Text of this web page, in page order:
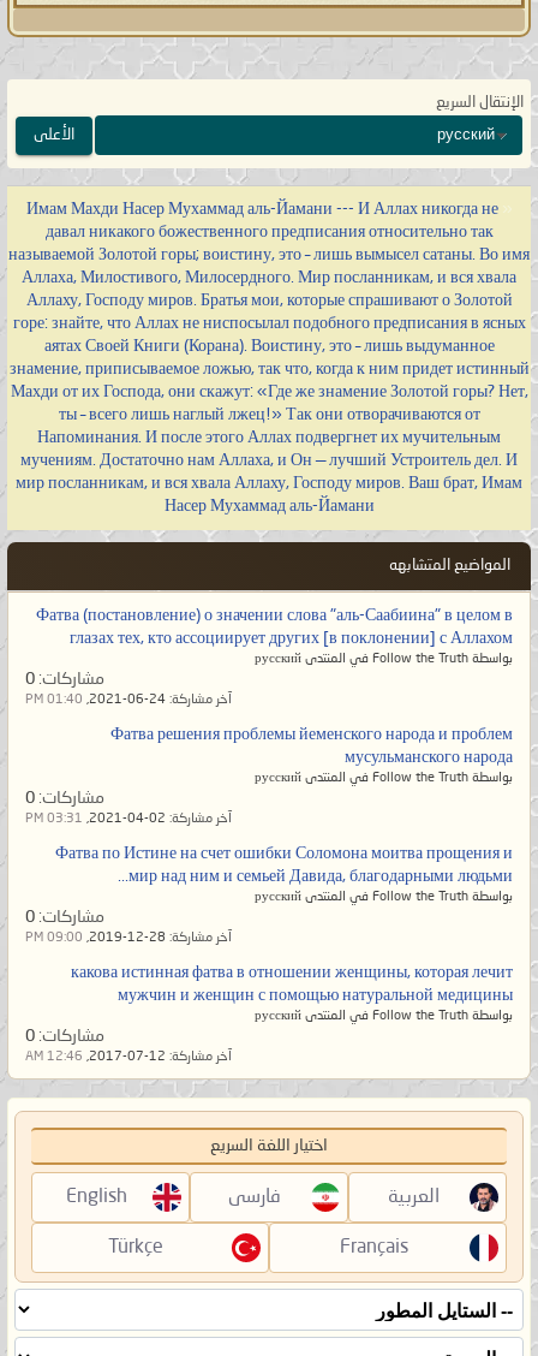
الإنتقال السريع
русский الأعلى
«
Имам Махди Насер Мухаммад аль-Йамани --- И Аллах никогда не
давал никакого божественного предписания относительно так
называемой Золотой горы; воистину, это – лишь вымысел сатаны. Во имя
Аллаха, Милостивого, Милосердного. Мир посланникам, и вся хвала
Аллаху, Господу миров. Братья мои, которые спрашивают о Золотой
горе: знайте, что Аллах не ниспосылал подобного предписания в ясных
аятах Своей Книги (Корана). Воистину, это – лишь выдуманное
знамение, приписываемое ложью, так что, когда к ним придет истинный
Махди от их Господа, они скажут: «Где же знамение Золотой горы? Нет,
ты – всего лишь наглый лжец!» Так они отворачиваются от
Напоминания. И после этого Аллах подвергнет их мучительным
мучениям. Достаточно нам Аллаха, и Он — лучший Устроитель дел. И
мир посланникам, и вся хвала Аллаху, Господу миров. Ваш брат, Имам
Насер Мухаммад аль-Йамани
المواضيع المتشابهه
Фатва (постановление) о значении слова "аль-Саабиина" в целом в
глазах тех, кто ассоциирует других [в поклонении] с Аллахом
بواسطة Follow the Truth في المنتدى русский
مشاركات:
آخر مشاركة: 01:40 PM
Фатва решения проблемы йеменского народа и проблем
мусульманского народа
بواسطة Follow the Truth في المنتدى русский
مشاركات:
آخر مشاركة: 03:31 PM
Фатва по Истине на счет ошибки Соломона моитва прощения и
мир над ним и семьей Давида, благодарными людьми...
بواسطة Follow the Truth في المنتدى русский
مشاركات:
آخر مشاركة: 09:00 PM
какова истинная фатва в отношении женщины, которая лечит
мужчин и женщин с помощью натуральной медицины
بواسطة Follow the Truth في المنتدى русский
مشاركات:
آخر مشاركة: 12:46 AM
اختيار اللغة السريع
العربية فارسی English
Français
Türkçe